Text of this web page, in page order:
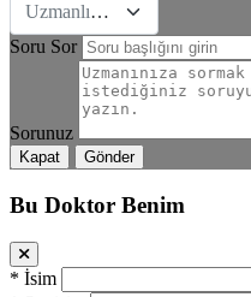
Uzmanlık Se&#231;iniz
Soru Sor
Sorunuz
Kapat Gönder
Bu Doktor Benim
* İsim